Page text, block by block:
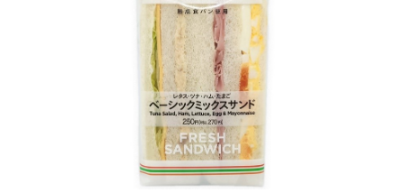
自転車シェアリング（店舗限定）
モバイルバッテリーシェアリング（店舗限定）
モバイルWi-Fiバッテリーシェアリング（店舗限定）
荷物預かりサービス「ecbocloakエクボクローク」（店舗限定）